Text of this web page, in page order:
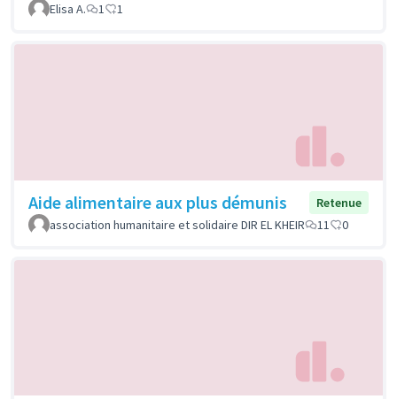
Elisa A. 1 1
Aide alimentaire aux plus démunis
Retenue
association humanitaire et solidaire DIR EL KHEIR
11 0